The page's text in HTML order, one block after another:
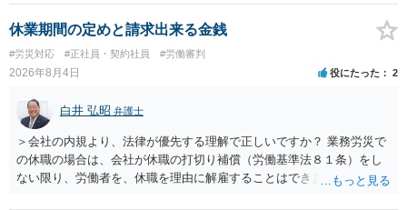
務上よくあるからといって当然に適法という意味ではなく、実際の損
害との対応関係や合理性が重要です。 ・違約金に上限がなくても、常
に有効になるわけではありません。契約が労働契約に近い実態なら労
基法16条で無効となる余地があり、そうでなくても、金額が事務所の
損害と比べて過大なら無効や減額が争点になります。 ・契約前の修正
交渉は一般的です。 交渉の方向としては、上限額を設ける、実損害ベ
ースにする、算定根拠を明確化する、違約金ではなく「合理的な実
費・未回収費用のみ」に限定する、などが典型です。 ・弁護士に契約
前に契約書の内容をレビューしてもらう価値は十分にあると思われま
す。 争点は、契約類型が雇用か業務委託か、実態として労働者性があ
るか、解除事由が双方にどう定められているか、違約金の算定根拠が
休業期間の定めと請求出来る金銭
#労災対応 #正社員・契約社員 #労働審判
2026年8月4日 役にたった 2
白井 弘昭 弁護士
＞会社の内規より、法律が優先する理解で正しいですか？ 業務労災で
の休職の場合は、会社が休職の打切り補償（労働基準法８１条）をし
ない限り、労働者を、休職を理由に解雇することはできません（労働